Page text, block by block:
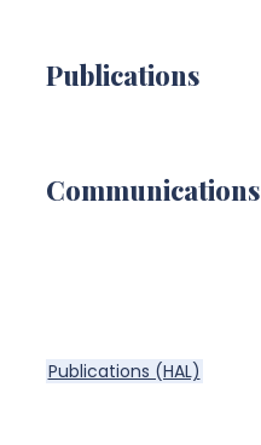
Publications
Communications
Publications (HAL)